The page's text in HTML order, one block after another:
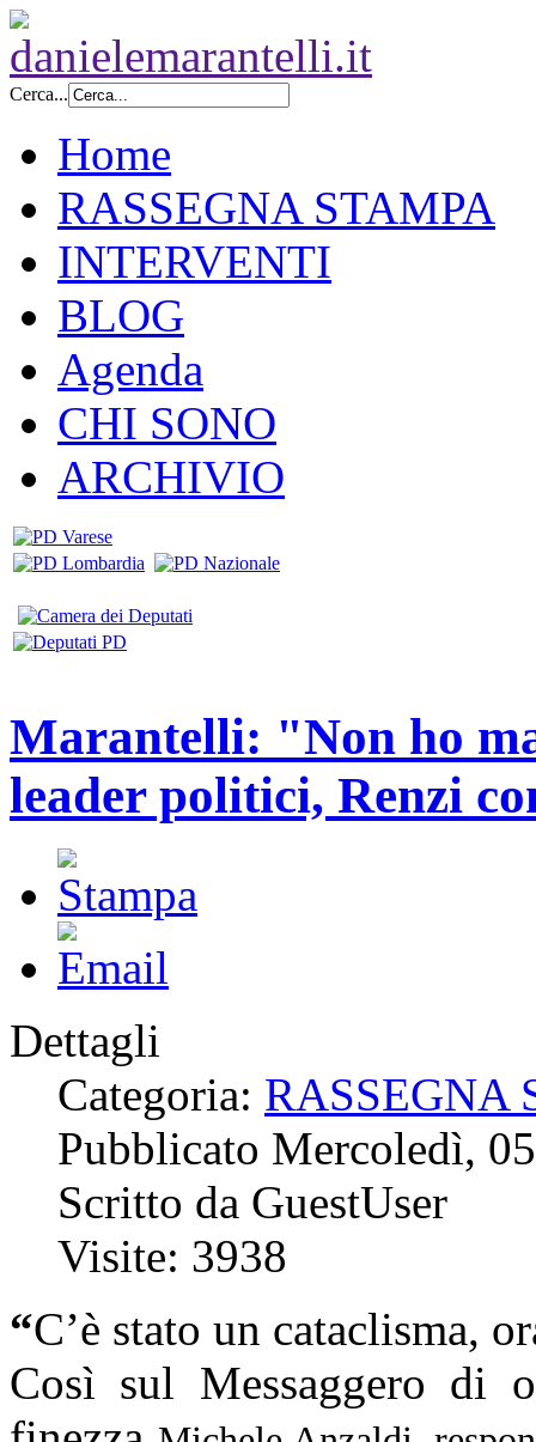
Cerca...
Home
RASSEGNA STAMPA
INTERVENTI
BLOG
Agenda
CHI SONO
ARCHIVIO
Marantelli: "Non ho
leader politici, Renzi
Dettagli
Categoria: RASSEGNA
Pubblicato Mercoledì,
Scritto da GuestUser
Visite: 3938
“C’è stato un cataclisma,
Così sul Messaggero di